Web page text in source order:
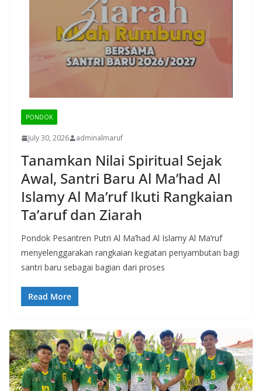
PONDOK
July 30, 2026 adminalmaruf
Tanamkan Nilai Spiritual Sejak
Awal, Santri Baru Al Ma’had Al
Islamy Al Ma’ruf Ikuti Rangkaian
Ta’aruf dan Ziarah
Pondok Pesantren Putri Al Ma’had Al Islamy Al Ma’ruf
menyelenggarakan rangkaian kegiatan penyambutan bagi
santri baru sebagai bagian dari proses
Read More